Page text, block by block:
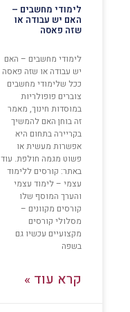
לימודי מחשבים –
האם יש עבודה או
שזה פאסה
לימודי מחשבים – האם
יש עבודה או שזה פאסה
ככל שלימודי מחשבים
צוברים פופולריות
במוסדות חינוך, מאמר
זה בוחן האם להמשיך
בקריירה בתחום היא
אפשרות מעשית או
פשוט מגמה חולפת. עוד
באתר: קורסים ללימוד
עצמי – לימוד עצמי
והערך המוסף שלו
קורסים מקוונים –
מסלולי קורסים
מקצועיים עכשיו גם
בשפה
קרא עוד »